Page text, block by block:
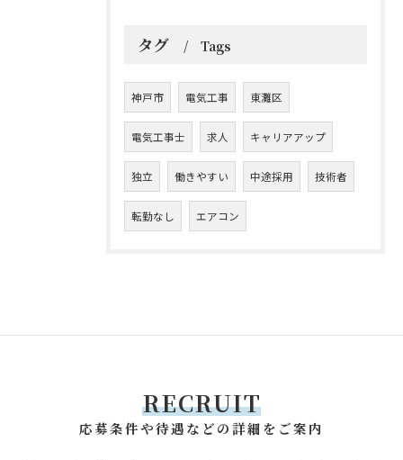
タグ Tags
神戸市 電気工事 東灘区
電気工事士 求人 キャリアアップ
独立 働きやすい 中途採用 技術者
転勤なし エアコン
応募条件や待遇などの詳細をご案内
RECRUIT